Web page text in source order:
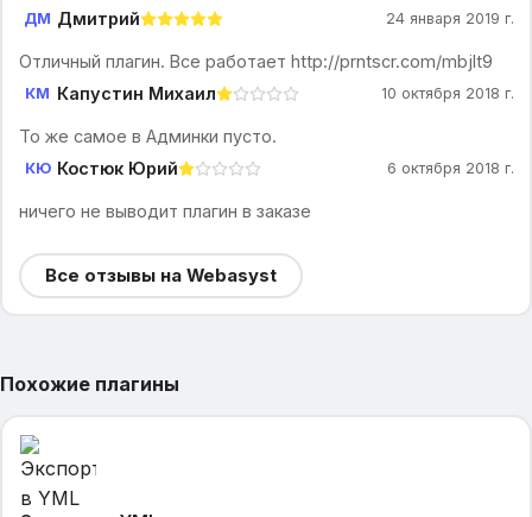
ДМ Дмитрий 24 января 2019 г.
Отличный плагин. Все работает http://prntscr.com/mbjlt9
КМ Капустин Михаил 10 октября 2018 г.
То же самое в Админки пусто.
КЮ Костюк Юрий 6 октября 2018 г.
ничего не выводит плагин в заказе
Все отзывы на Webasyst
Похожие плагины